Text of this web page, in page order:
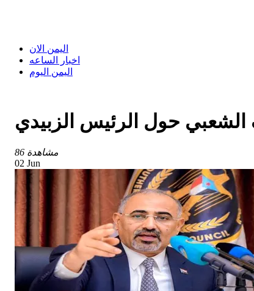
اليمن الان
اخبار الساعه
اليمن اليوم
حول الرئيس الزبيدي
86 مشاهدة
02 Jun